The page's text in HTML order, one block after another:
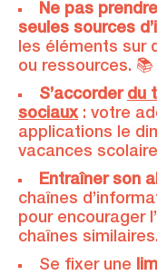
Ne pas
seules sources
les éléments sur
ou ressources. 📚
S’accorder du
sociaux: votre
applications le
vacances
Entraîner son
chaînes
pour encourager
chaînes
Se fixer une